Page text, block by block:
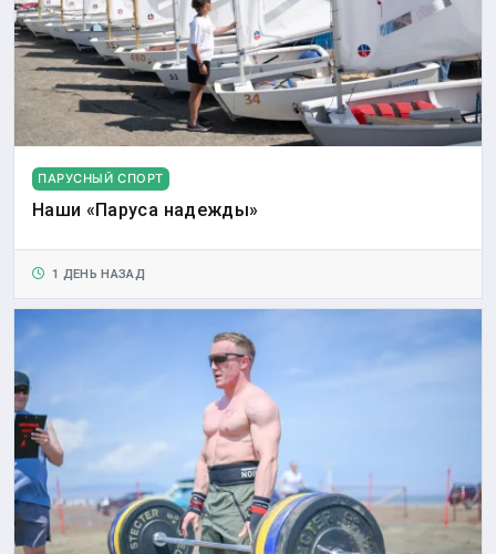
ПАРУСНЫЙ СПОРТ
Наши «Паруса надежды»
1 ДЕНЬ НАЗАД